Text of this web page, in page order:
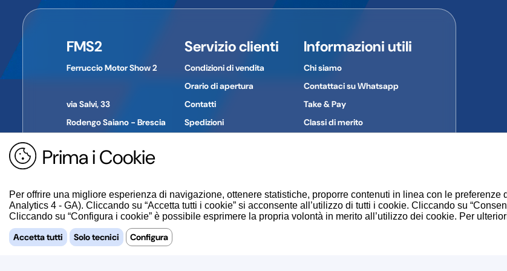
Prima i Cookie
Per offrire una migliore esperienza di navigazione, ottenere statistiche, proporre contenuti in linea con le
Analytics 4 - GA). Cliccando su “Accetta tutti i cookie” si acconsente all’utilizzo di tutti i cookie. Cliccando su
Cliccando su “Configura i cookie” è possibile esprimere la propria volontà in merito all’utilizzo dei cookie. Per
Accetta tutti Solo tecnici Configura
Nome dell'azienda:POLINI MOTORI SPA
Provincia:
Paese:Italia
FMS2
Ferruccio Motor Show 2
via Salvi, 33
Rodengo Saiano - Brescia
Tel. +39 030 610774
Servizio clienti
Condizioni di vendita
Orario di apertura
Contatti
Spedizioni
Informazioni utili
Chi siamo
Contattaci su Whatsapp
Take & Pay
Classi di merito